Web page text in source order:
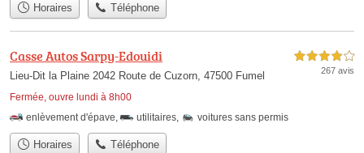
Horaires Téléphone
Casse Autos Sarpy-Edouidi
Lieu-Dit la Plaine 2042 Route de Cuzorn, 47500 Fumel
Fermée, ouvre lundi à 8h00
4,0 étoiles sur 5
267 avis
enlèvement d'épave, utilitaires, voitures sans permis
Horaires Téléphone